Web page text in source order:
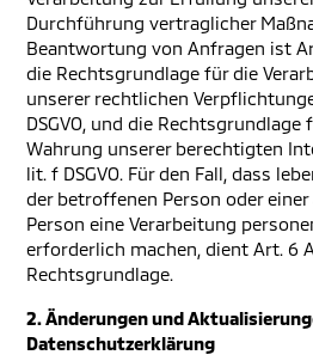
Durchführung vertraglicher
Beantwortung von Anfragen ist
die Rechtsgrundlage für die
unserer rechtlichen
DSGVO, und die
Wahrung unserer berechtigten
lit. f DSGVO. Für den Fall, dass
der betroffenen Person oder
Person eine Verarbeitung
erforderlich machen, dient Art. 6
Rechtsgrundlage.
2. Änderungen und
Datenschutzerklärung